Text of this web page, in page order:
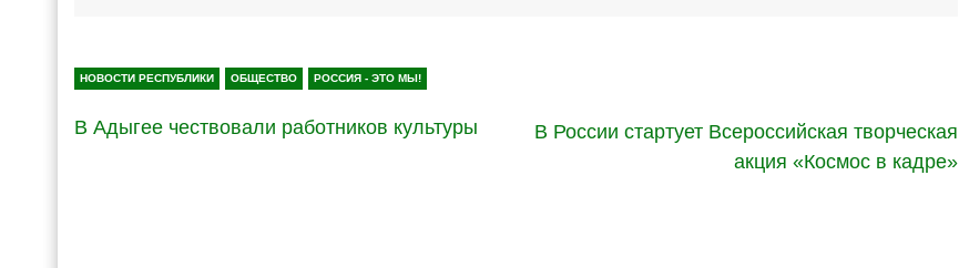
НОВОСТИ РЕСПУБЛИКИ ОБЩЕСТВО РОССИЯ - ЭТО МЫ!
В Адыгее чествовали работников культуры
В России стартует Всероссийская творческая
акция «Космос в кадре»